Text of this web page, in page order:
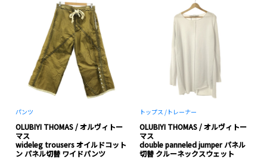
パンツ
OLUBIYI THOMAS / オルヴィトー
マス
wideleg trousers オイルドコット
ン パネル切替 ワイドパンツ
トップス / トレーナー
OLUBIYI THOMAS / オルヴィトー
マス
double panneled jumper パネル
切替 クルーネックスウェット